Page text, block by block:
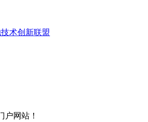
术创新联盟
户网站！